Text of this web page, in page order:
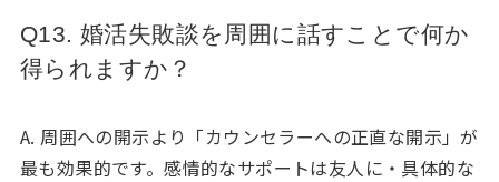
Q13. 婚活失敗談を周囲に話すことで何か
得られますか？
A. 周囲への開示より「カウンセラーへの正直な開示」が
最も効果的です。感情的なサポートは友人に・具体的な